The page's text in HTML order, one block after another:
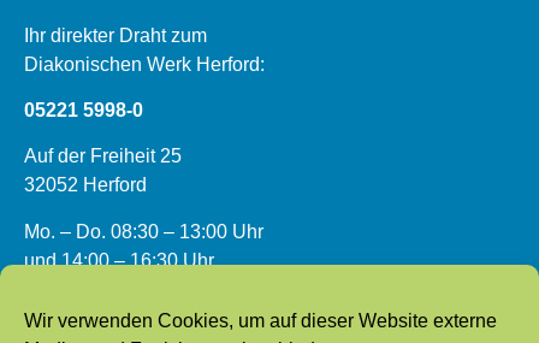
Wir verwenden Cookies, um auf dieser Website externe
Ihr direkter Draht zum
Diakonischen Werk Herford:
05221 5998-0
Auf der Freiheit 25
32052 Herford
Mo. – Do. 08:30 – 13:00 Uhr
und 14:00 – 16:30 Uhr